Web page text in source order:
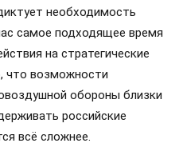
необходимость
самое подходящее время
на стратегические
что возможности
обороны близки
российские
всё сложнее.